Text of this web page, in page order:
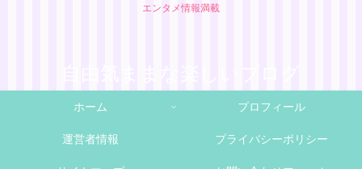
エンタメ情報満載
ホーム プロフィール
運営者情報 プライバシーポリシー